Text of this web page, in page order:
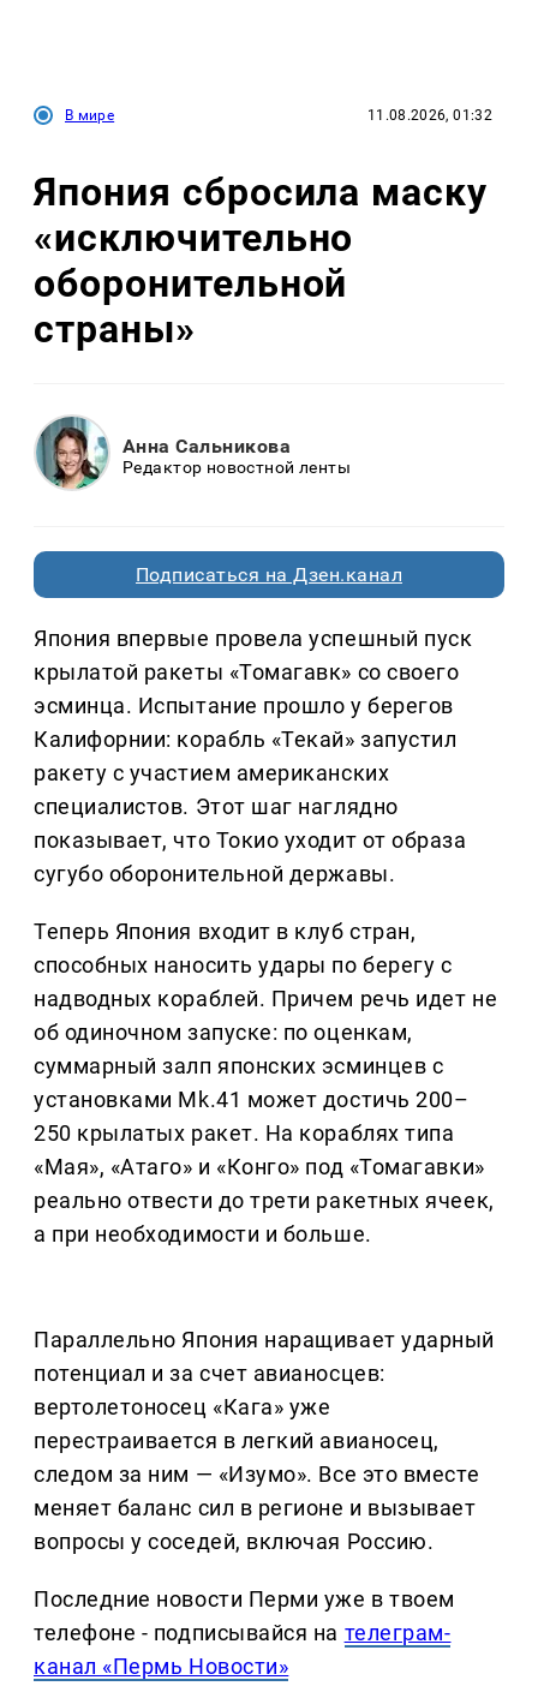
В мире 11.08.2026, 01:32
Япония сбросила маску
«исключительно
оборонительной
страны»
Анна Сальникова
Редактор новостной ленты
Подписаться на Дзен.канал
Япония впервые провела успешный пуск
крылатой ракеты «Томагавк» со своего
эсминца. Испытание прошло у берегов
Калифорнии: корабль «Текай» запустил
ракету с участием американских
специалистов. Этот шаг наглядно
показывает, что Токио уходит от образа
сугубо оборонительной державы.
Теперь Япония входит в клуб стран,
способных наносить удары по берегу с
надводных кораблей. Причем речь идет не
об одиночном запуске: по оценкам,
суммарный залп японских эсминцев с
установками Mk.41 может достичь 200–
250 крылатых ракет. На кораблях типа
«Мая», «Атаго» и «Конго» под «Томагавки»
реально отвести до трети ракетных ячеек,
а при необходимости и больше.
Параллельно Япония наращивает ударный
потенциал и за счет авианосцев:
вертолетоносец «Кага» уже
перестраивается в легкий авианосец,
следом за ним — «Изумо». Все это вместе
меняет баланс сил в регионе и вызывает
вопросы у соседей, включая Россию.
Последние новости Перми уже в твоем
телефоне - подписывайся на телеграм-
канал «Пермь Новости»